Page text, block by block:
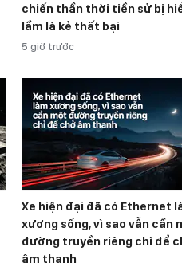
chiến thần thời tiền sử bị
lầm là kẻ thất bại
5 giờ trước
Xe hiện đại đã có Ethernet
xương sống, vì sao vẫn cần
đường truyền riêng chỉ để
âm thanh